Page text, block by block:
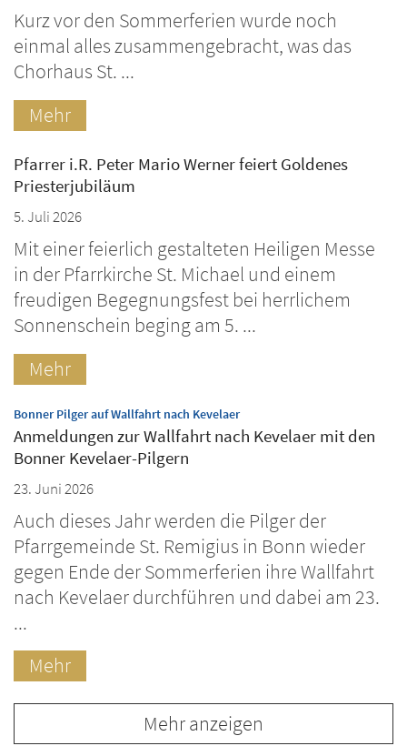
Kurz vor den Sommerferien wurde noch
einmal alles zusammengebracht, was das
Chorhaus St. ...
Mehr
Pfarrer i.R. Peter Mario Werner feiert Goldenes
Priesterjubiläum
5. Juli 2026
Mit einer feierlich gestalteten Heiligen Messe
in der Pfarrkirche St. Michael und einem
freudigen Begegnungsfest bei herrlichem
Sonnenschein beging am 5. ...
Mehr
Bonner Pilger auf Wallfahrt nach Kevelaer:
Anmeldungen zur Wallfahrt nach Kevelaer mit den
Bonner Kevelaer-Pilgern
23. Juni 2026
Auch dieses Jahr werden die Pilger der
Pfarrgemeinde St. Remigius in Bonn wieder
gegen Ende der Sommerferien ihre Wallfahrt
nach Kevelaer durchführen und dabei am 23.
...
Mehr
Mehr anzeigen